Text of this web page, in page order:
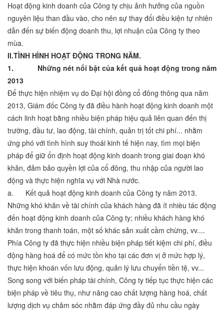
Hoạt động kinh doanh của Công ty chịu ảnh hưởng của nguồn
nguyên liệu than đầu vào, cho nên sự thay đổi điều kiện tự nhiên
dẫn đến sự biến động doanh thu, lợi nhuận của Công ty theo
mùa.
II.TÌNH HÌNH HOẠT ĐỘNG TRONG NĂM.
1. Những nét nổi bật của kết quả hoạt động trong năm
2013
Để thực hiện nhiệm vụ do Đại hội đồng cổ đông thông qua năm
2013, Giám đốc Công ty đã điều hành hoạt động kinh doanh một
cách linh hoạt bằng nhiều biện pháp hiệu quả liên quan đến thị
trường, đầu tư, lao động, tài chính, quản trị tốt chi phí... nhằm
ứng phó với tình hình suy thoái kinh tế hiện nay, tìm mọi biện
pháp để giữ ổn định hoạt động kinh doanh trong giai đoạn khó
khăn, đảm bảo quyền lợi của cổ đông, thu nhập của người lao
động và thực hiện nghĩa vụ với Nhà nước.
a. Kết quả hoạt động kinh doanh của Công ty năm 2013.
Những khó khăn về tài chính của khách hàng đã ít nhièu tác động
đến hoạt động kinh doanh của Công ty; nhiều khách hàng khó
khăn trong thanh toán, một số khác sản xuất cầm chừng, vv....
Phía Công ty đã thực hiện nhiều biện pháp tiết kiệm chi phí, điều
động hàng hoá để có mức tồn kho tại các đơn vị ở mức hợp lý,
thực hiện khoán vốn lưu động, quản lý lưu chuyển tiền tệ, vv...
Song song với biến pháp tài chính, Công ty tiếp tục thực hiện các
biện pháp về tiêu thụ, như nâng cao chất lượng hàng hoá, chất
lượng dịch vụ chăm sóc nhằm đáp ứng đầy đủ nhu cầu ngày